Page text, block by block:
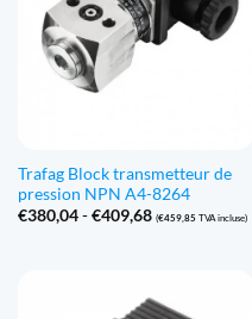
Trafag Block transmetteur de
pression NPN A4-8264
€380,04 - €409,68Gamme
€409,68
(€459,85 TVA incluse)